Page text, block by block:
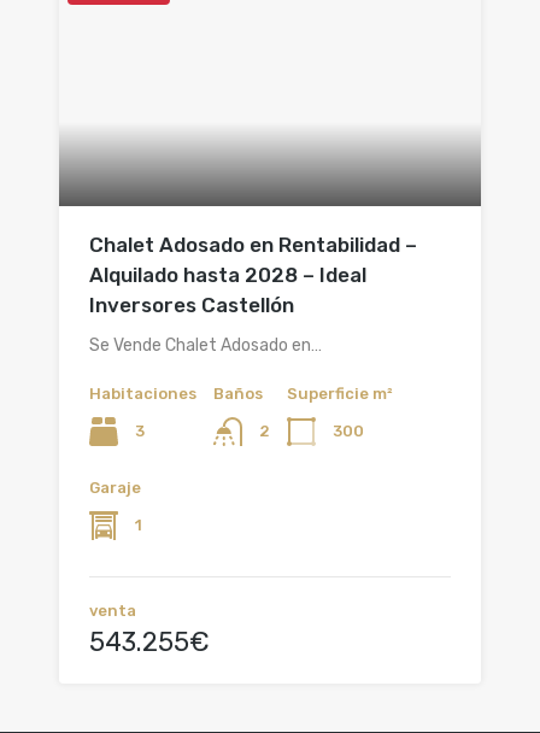
Chalet Adosado en Rentabilidad –
Alquilado hasta 2028 – Ideal
Inversores Castellón
Se Vende Chalet Adosado en…
Habitaciones
3
Baños
2
Superficie m²
300
Garaje
1
venta
543.255€